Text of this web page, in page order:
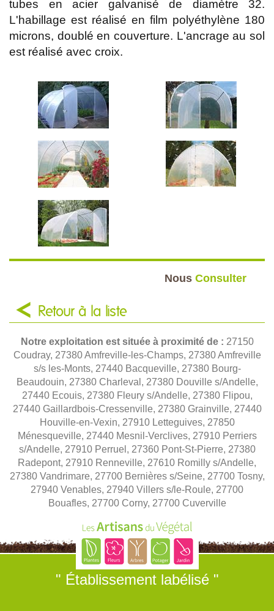
tubes en acier galvanisé de diamètre 32.
L'habillage est réalisé en film polyéthylène 180
microns, doublé en couverture. L'ancrage au sol
est réalisé avec croix.
Nous Consulter
Retour à la liste
Notre exploitation est située à proximité de : 27150
Coudray, 27380 Amfreville-les-Champs, 27380 Amfreville
s/s les-Monts, 27440 Bacqueville, 27380 Bourg-
Beaudouin, 27380 Charleval, 27380 Douville s/Andelle,
27440 Ecouis, 27380 Fleury s/Andelle, 27380 Flipou,
27440 Gaillardbois-Cressenville, 27380 Grainville, 27440
Houville-en-Vexin, 27910 Letteguives, 27850
Ménesqueville, 27440 Mesnil-Verclives, 27910 Perriers
s/Andelle, 27910 Perruel, 27360 Pont-St-Pierre, 27380
Radepont, 27910 Renneville, 27610 Romilly s/Andelle,
27380 Vandrimare, 27700 Bernières s/Seine, 27700 Tosny,
27940 Venables, 27940 Villers s/le-Roule, 27700
Bouafles, 27700 Corny, 27700 Cuverville
" Établissement labélisé "